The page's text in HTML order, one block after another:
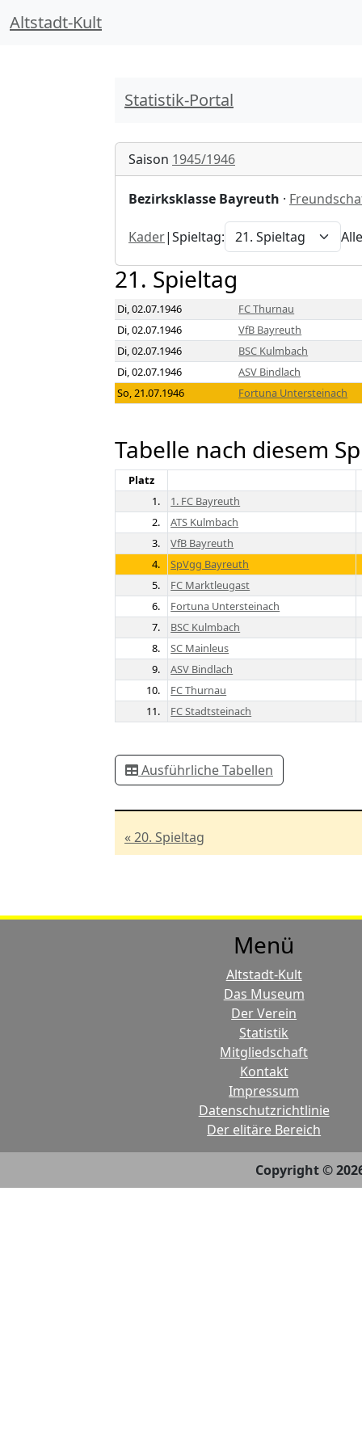
Altstadt-Kult
Statistik-Portal
Saison 1945/1946
Bezirksklasse Bayreuth ·
Kader|Spieltag:
21. Spieltag
Di, 02.07.1946
FC Thurnau
Di, 02.07.1946
VfB Bayreuth
Di, 02.07.1946
BSC Kulmbach
Di, 02.07.1946
ASV Bindlach
So, 21.07.1946
Fortuna Untersteinach
Tabelle nach diesem
Platz
1.
1. FC Bayreuth
2.
ATS Kulmbach
3.
VfB Bayreuth
4.
SpVgg Bayreuth
5.
FC Marktleugast
6.
Fortuna Untersteinach
7.
BSC Kulmbach
8.
SC Mainleus
9.
ASV Bindlach
10.
FC Thurnau
11.
FC Stadtsteinach
Ausführliche Tabellen
« 20. Spieltag
Menü
Altstadt-Kult
Das Museum
Der Verein
Statistik
Mitgliedschaft
Kontakt
Impressum
Datenschutzrichtlinie
Der elitäre Bereich
Copyright ©